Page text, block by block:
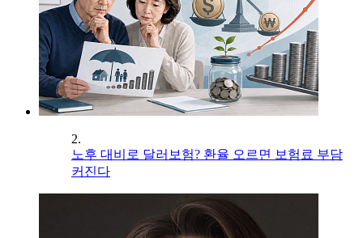
2.
노후 대비로 달러보험? 환율 오르면 보험료 부담
커진다